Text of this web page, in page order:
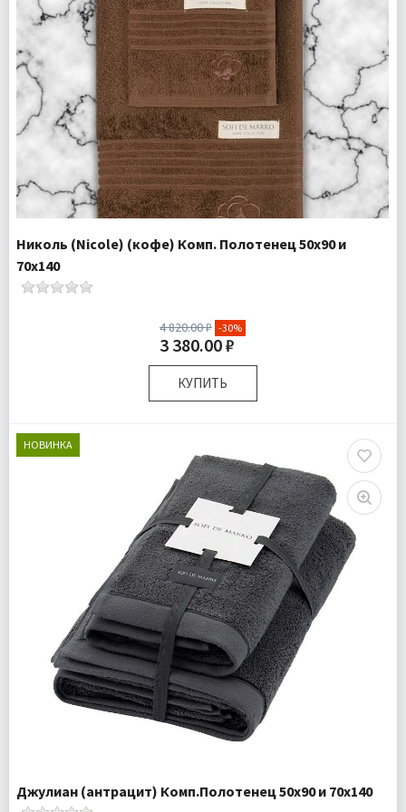
Николь (Nicole) (кофе) Комп. Полотенец 50х90 и
70х140
4 820.00 ₽ -30%
3 380.00 ₽
КУПИТЬ
Ткань:
Махра
Подробнее
НОВИНКА
Джулиан (антрацит) Комп.Полотенец 50х90 и 70х140